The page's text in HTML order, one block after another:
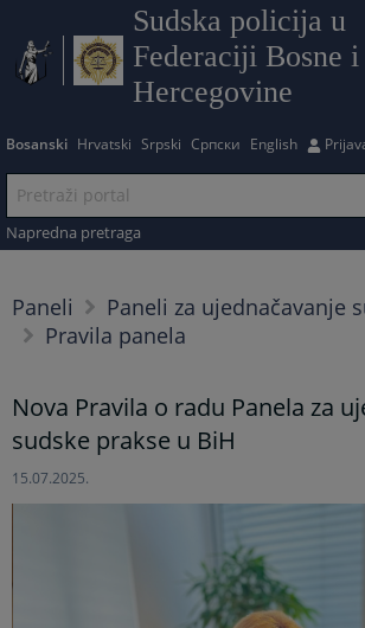
Sudska policija u
Federaciji Bosne i
Hercegovine
Bosanski Hrvatski Srpski Српски English
Napredna pretraga
Paneli
Paneli za ujednačavanje
Pravila panela
Nova Pravila o radu Panela za
sudske prakse u BiH
15.07.2025.